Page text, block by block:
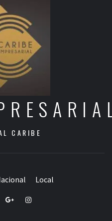
CARIBE
Local
Google+Instagram